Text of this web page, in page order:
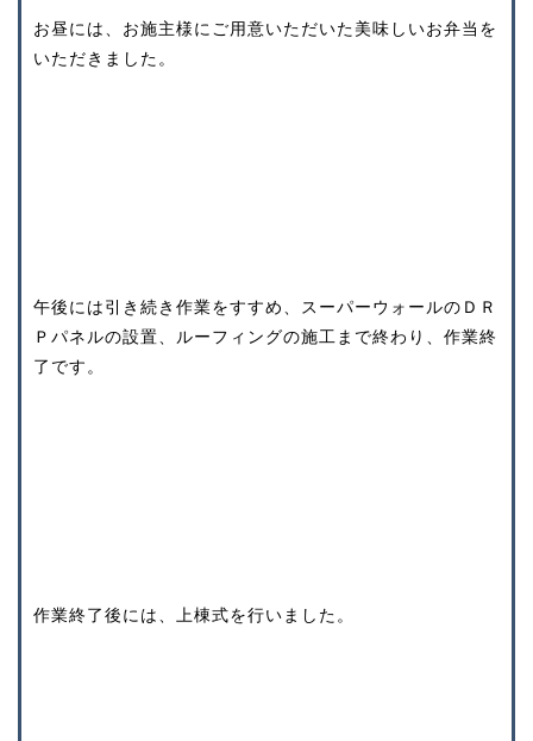
お昼には、お施主様にご用意いただいた美味しいお弁当を
いただきました。
午後には引き続き作業をすすめ、スーパーウォールのＤＲ
Ｐパネルの設置、ルーフィングの施工まで終わり、作業終
了です。
作業終了後には、上棟式を行いました。